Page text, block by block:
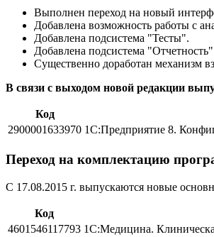
Выполнен переход на новый
Добавлена возможность работы с
Добавлена подсистема "Тесты".
Добавлена подсистема
Существенно доработан
В связи с выходом новой редакции
Код
2900001633970 1С:Предприятие 8.
Переход на комплектацию
С 17.08.2015 г. выпускаются новые
Код
4601546117793 1С:Медицина.